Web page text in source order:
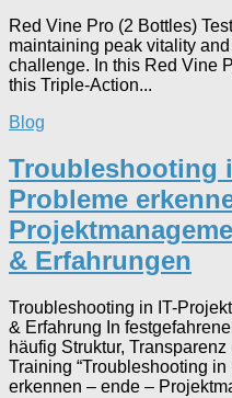
Red Vine Pro (2 Bottles)
maintaining peak vitality
challenge. In this Red Vine
this Triple-Action...
Blog
Troubleshooting
Probleme
& Erfahrungen
Troubleshooting in IT-
& Erfahrung In
häufig Struktur,
Training “Troubleshooting
erkennen – ende –